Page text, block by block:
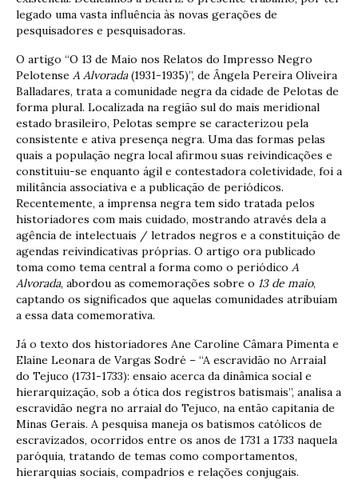
legado uma vasta influência às novas gerações de
pesquisadores e pesquisadoras.
O artigo “O 13 de Maio nos Relatos do Impresso Negro
Pelotense A Alvorada(1931-1935)”, de Ângela Pereira Oliveira
Balladares, trata a comunidade negra da cidade de Pelotas de
forma plural. Localizada na região sul do mais meridional
estado brasileiro, Pelotas sempre se caracterizou pela
consistente e ativa presença negra. Uma das formas pelas
quais a população negra local afirmou suas reivindicações e
constituiu-se enquanto ágil e contestadora coletividade, foi a
militância associativa e a publicação de periódicos.
Recentemente, a imprensa negra tem sido tratada pelos
historiadores com mais cuidado, mostrando através dela a
agência de intelectuais / letrados negros e a constituição de
agendas reivindicativas próprias. O artigo ora publicado
toma como tema central a forma como o periódico A
Alvorada, abordou as comemorações sobre o 13 de maio,
captando os significados que aquelas comunidades atribuíam
a essa data comemorativa.
Já o texto dos historiadores Ane Caroline Câmara Pimenta e
Elaine Leonara de Vargas Sodré – “A escravidão no Arraial
do Tejuco (1731-1733): ensaio acerca da dinâmica social e
hierarquização, sob a ótica dos registros batismais”, analisa a
escravidão negra no arraial do Tejuco, na então capitania de
Minas Gerais. A pesquisa maneja os batismos católicos de
escravizados, ocorridos entre os anos de 1731 a 1733 naquela
paróquia, tratando de temas como comportamentos,
hierarquias sociais, compadrios e relações conjugais.